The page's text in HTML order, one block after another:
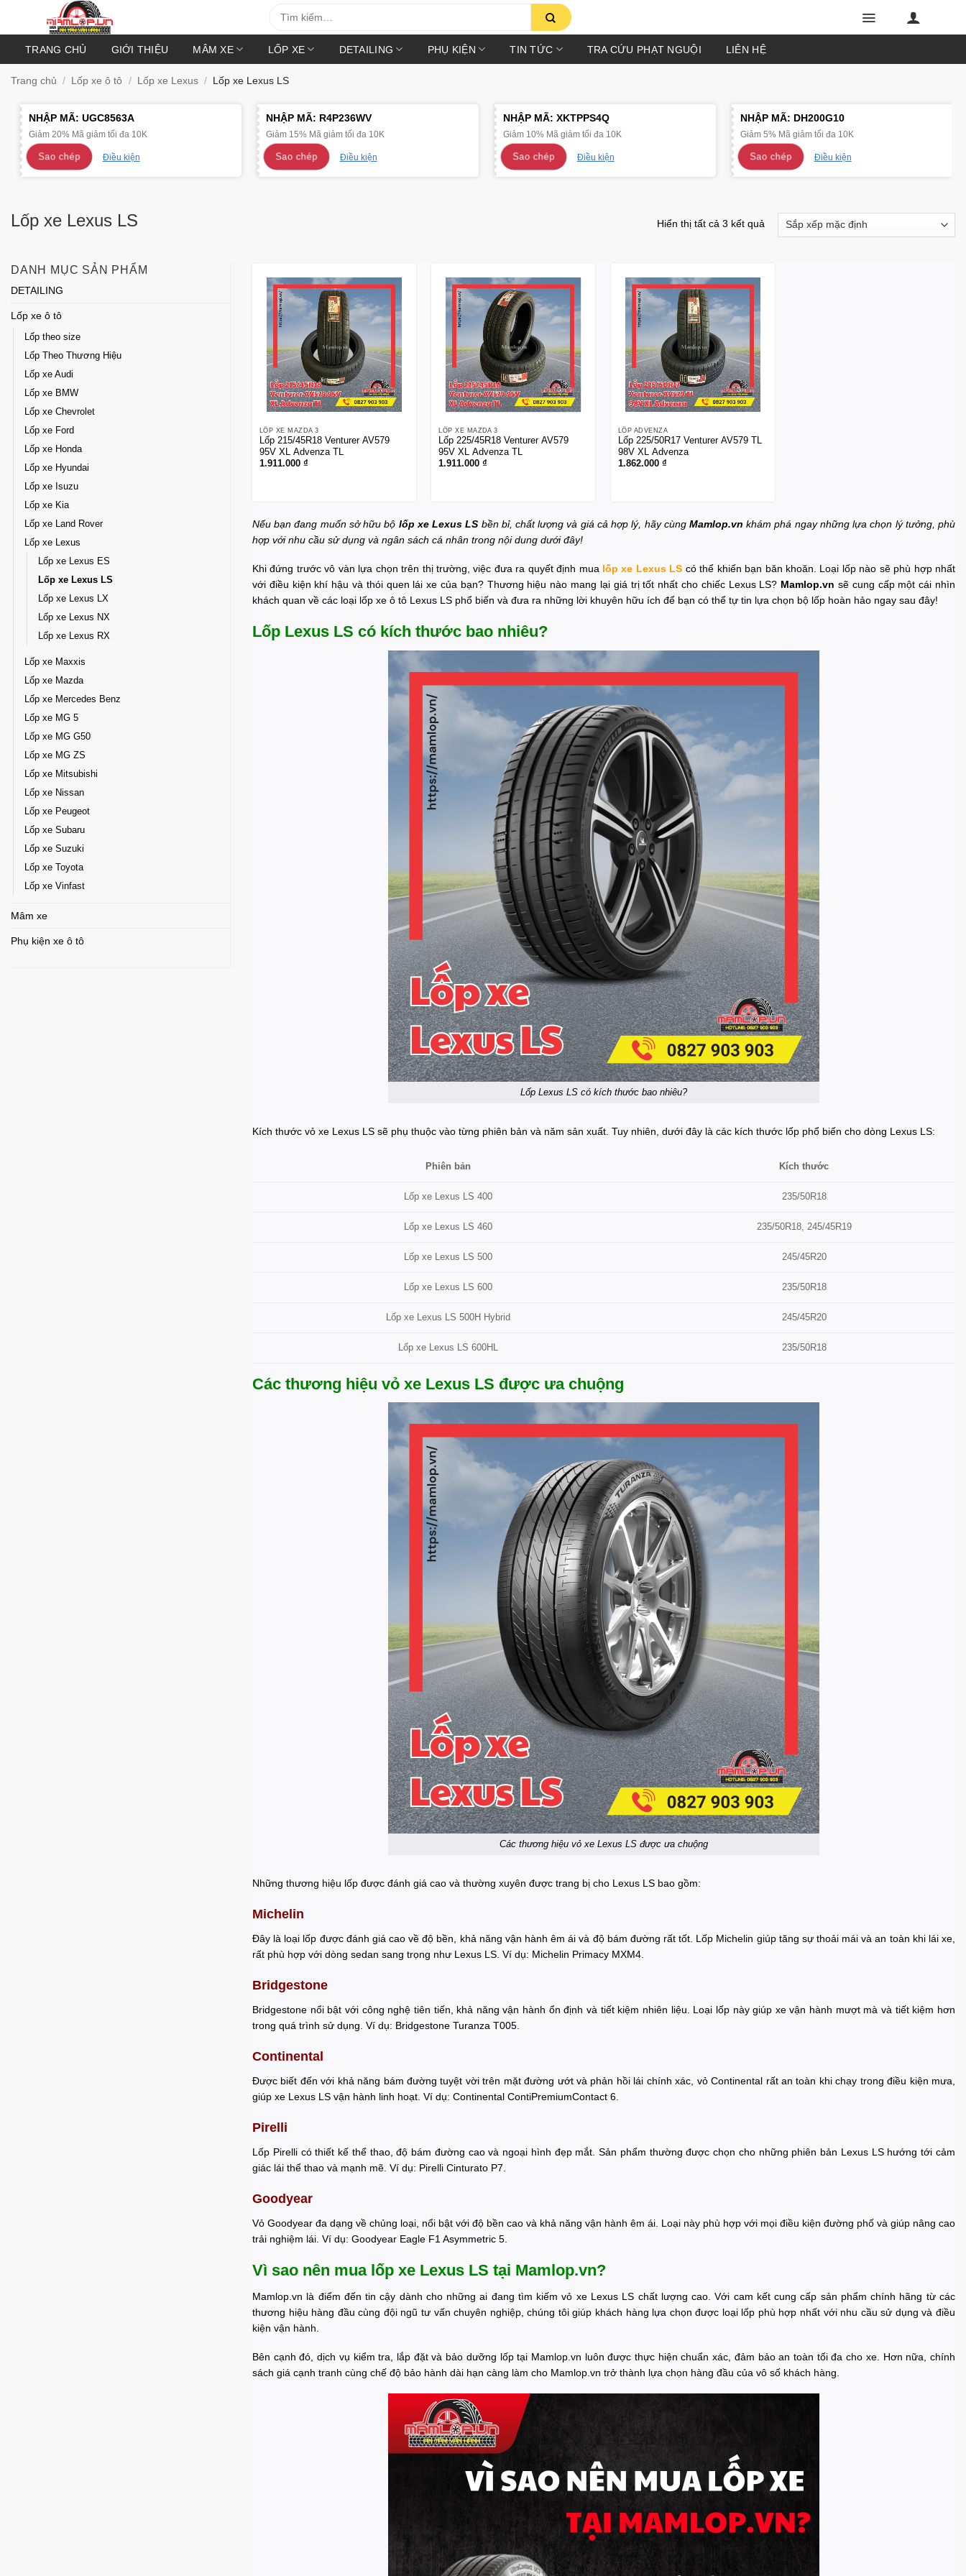
kiếm:
TRANG CHỦ GIỚI THIỆU MÂM XE LỐP XE DETAILING PHỤ KIỆN TIN TỨC TRA CỨU PHẠT NGUỘI LIÊN HỆ
Trang chủ / Lốp xe ô tô / Lốp xe Lexus / Lốp xe Lexus LS
NHẬP MÃ: UGC8563A
Giảm 20% Mã giảm tối đa 10K
Sao chép Điều kiện
NHẬP MÃ: R4P236WV
Giảm 15% Mã giảm tối đa 10K
Sao chép Điều kiện
NHẬP MÃ: XKTPPS4Q
Giảm 10% Mã giảm tối đa 10K
Sao chép Điều kiện
NHẬP MÃ: DH200G10
Giảm 5% Mã giảm tối đa 10K
Sao chép Điều kiện
Lốp xe Lexus LS Hiển thị tất cả 3 kết quả
DANH MỤC SẢN PHẨM
DETAILING
Lốp xe ô tô
Lốp theo size
Lốp Theo Thương Hiệu
Lốp xe Audi
Lốp xe BMW
Lốp xe Chevrolet
Lốp xe Ford
Lốp xe Honda
Lốp xe Hyundai
Lốp xe Isuzu
Lốp xe Kia
Lốp xe Land Rover
Lốp xe Lexus
Lốp xe Lexus ES
Lốp xe Lexus LS
Lốp xe Lexus LX
Lốp xe Lexus NX
Lốp xe Lexus RX
Lốp xe Maxxis
Lốp xe Mazda
Lốp xe Mercedes Benz
Lốp xe MG 5
Lốp xe MG G50
Lốp xe MG ZS
Lốp xe Mitsubishi
Lốp xe Nissan
Lốp xe Peugeot
Lốp xe Subaru
Lốp xe Suzuki
Lốp xe Toyota
Lốp xe Vinfast
Mâm xe
Phụ kiện xe ô tô
LỐP XE MAZDA 3
Lốp 215/45R18 Venturer AV579
95V XL Advenza TL
1.911.000 ₫
LỐP XE MAZDA 3
Lốp 225/45R18 Venturer AV579
95V XL Advenza TL
1.911.000₫
LỐP ADVENZA
Lốp 225/50R17 Venturer AV579 TL
98V XL Advenza
1.862.000 ₫
Nếu bạn đang muốn sở hữu bộ lốp xe Lexus LS bền bỉ, chất lượng và giá cả hợp lý, hãy cùng Mamlop.vn khám phá ngay những lựa chọn lý tưởng, phù
hợp với nhu cầu sử dụng và ngân sách cá nhân trong nội dung dưới đây!
Khi đứng trước vô vàn lựa chọn trên thị trường, việc đưa ra quyết định mua lốp xe Lexus LS có thể khiến bạn băn khoăn. Loại lốp nào sẽ phù hợp nhất
với điều kiện khí hậu và thói quen lái xe của bạn? Thương hiệu nào mang lại giá trị tốt nhất cho chiếc Lexus LS? Mamlop.vn sẽ cung cấp một cái nhìn
khách quan về các loại lốp xe ô tô Lexus LS phổ biến và đưa ra những lời khuyên hữu ích để bạn có thể tự tin lựa chọn bộ lốp hoàn hảo ngay sau đây!
Lốp Lexus LS có kích thước bao nhiêu?
Lốp Lexus LS có kích thước bao nhiêu?
Kích thước vỏ xe Lexus LS sẽ phụ thuộc vào từng phiên bản và năm sản xuất. Tuy nhiên, dưới đây là các kích thước lốp phổ biến cho dòng Lexus LS:
Phiên bản Kích thước
Lốp xe Lexus LS 400 235/50R18
Lốp xe Lexus LS 460 235/50R18, 245/45R19
Lốp xe Lexus LS 500 245/45R20
Lốp xe Lexus LS 600 235/50R18
Lốp xe Lexus LS 500H Hybrid 245/45R20
Lốp xe Lexus LS 600HL 235/50R18
Các thương hiệu vỏ xe Lexus LS được ưa chuộng
Các thương hiệu vỏ xe Lexus LS được ưa chuộng
Những thương hiệu lốp được đánh giá cao và thường xuyên được trang bị cho Lexus LS bao gồm:
Michelin
Đây là loại lốp được đánh giá cao về độ bền, khả năng vận hành êm ái và độ bám đường rất tốt. Lốp Michelin giúp tăng sự thoải mái và an toàn khi lái xe,
rất phù hợp với dòng sedan sang trọng như Lexus LS. Ví dụ: Michelin Primacy MXM4.
Bridgestone
Bridgestone nổi bật với công nghệ tiên tiến, khả năng vận hành ổn định và tiết kiệm nhiên liệu. Loại lốp này giúp xe vận hành mượt mà và tiết kiệm hơn
trong quá trình sử dụng. Ví dụ: Bridgestone Turanza T005.
Continental
Được biết đến với khả năng bám đường tuyệt vời trên mặt đường ướt và phản hồi lái chính xác, vỏ Continental rất an toàn khi chạy trong điều kiện mưa,
giúp xe Lexus LS vận hành linh hoạt. Ví dụ: Continental ContiPremiumContact 6.
Pirelli
Lốp Pirelli có thiết kế thể thao, độ bám đường cao và ngoại hình đẹp mắt. Sản phẩm thường được chọn cho những phiên bản Lexus LS hướng tới cảm
giác lái thể thao và mạnh mẽ. Ví dụ: Pirelli Cinturato P7.
Goodyear
Vỏ Goodyear đa dạng về chủng loại, nổi bật với độ bền cao và khả năng vận hành êm ái. Loại này phù hợp với mọi điều kiện đường phố và giúp nâng cao
trải nghiệm lái. Ví dụ: Goodyear Eagle F1 Asymmetric 5.
Vì sao nên mua lốp xe Lexus LS tại Mamlop.vn?
Mamlop.vn là điểm đến tin cậy dành cho những ai đang tìm kiếm vỏ xe Lexus LS chất lượng cao. Với cam kết cung cấp sản phẩm chính hãng từ các
thương hiệu hàng đầu cùng đội ngũ tư vấn chuyên nghiệp, chúng tôi giúp khách hàng lựa chọn được loại lốp phù hợp nhất với nhu cầu sử dụng và điều
kiện vận hành.
Bên cạnh đó, dịch vụ kiểm tra, lắp đặt và bảo dưỡng lốp tại Mamlop.vn luôn được thực hiện chuẩn xác, đảm bảo an toàn tối đa cho xe. Hơn nữa, chính
sách giá cạnh tranh cùng chế độ bảo hành dài hạn càng làm cho Mamlop.vn trở thành lựa chọn hàng đầu của vô số khách hàng.